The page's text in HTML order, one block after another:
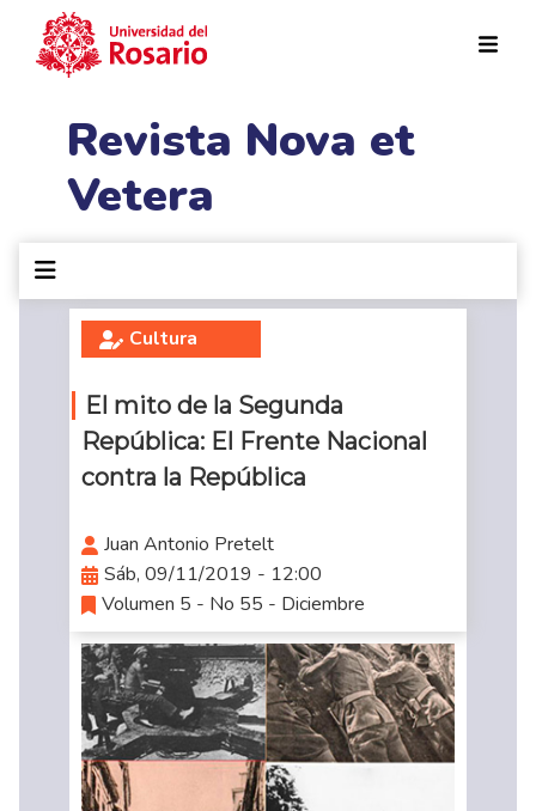
Revista Nova et
Vetera
Cultura
El mito de la Segunda
República: El Frente Nacional
contra la República
Juan Antonio Pretelt
Sáb, 09/11/2019 - 12:00
Volumen 5 - No 55 - Diciembre